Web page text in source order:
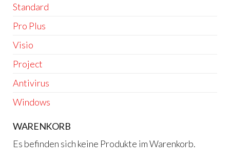
Standard
Pro Plus
Visio
Project
Antivirus
Windows
WARENKORB
Es befinden sich keine Produkte im Warenkorb.